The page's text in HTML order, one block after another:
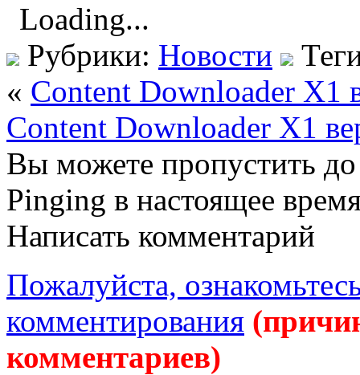
Loading...
Рубрики: Новости
« Content Downloader X1
Content Downloader X1
Вы можете пропустить до
Pinging в настоящее
Написать комментарий
Пожалуйста,
комментирования
комментариев)